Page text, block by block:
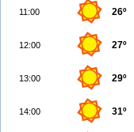
11:00 26º
12:00 27º
13:00 29º
14:00 31º